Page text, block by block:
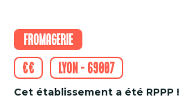
Fromagerie
€€
Lyon - 69007
Cet établissement a été RPPP !